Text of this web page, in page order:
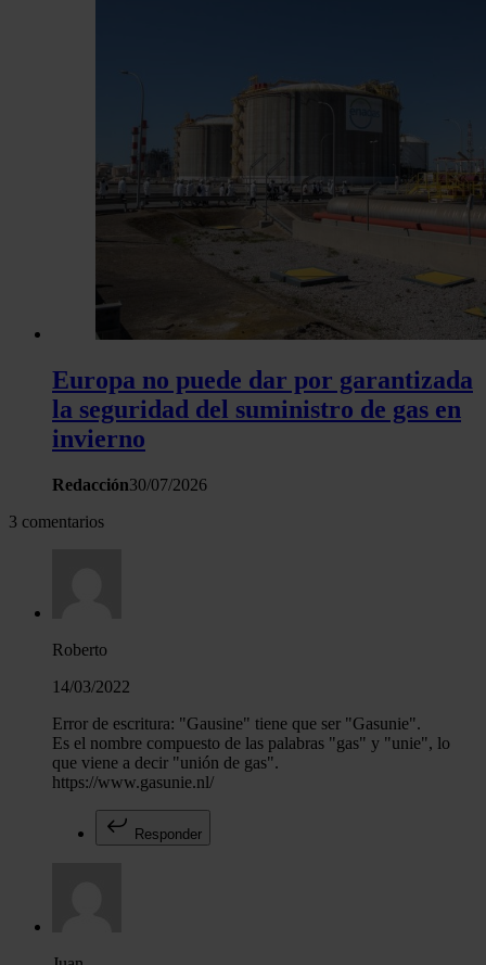
Europa no puede dar por garantizada
la seguridad del suministro de gas en
invierno
Redacción30/07/2026
3 comentarios
Roberto
14/03/2022
Error de escritura: "Gausine" tiene que ser "Gasunie".
Es el nombre compuesto de las palabras "gas" y "unie", lo
que viene a decir "unión de gas".
https://www.gasunie.nl/
Responder